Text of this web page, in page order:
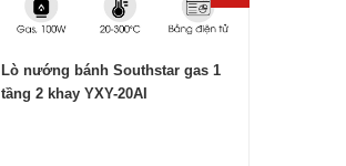
Lò nướng bánh Southstar gas 1
tầng 2 khay YXY-20AI